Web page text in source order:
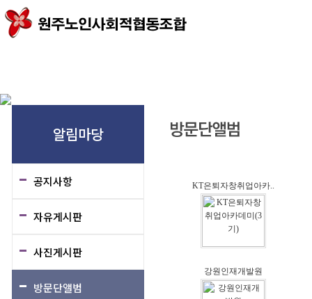
인사말 연혁 조직도 오시는길
알림마당
공지사항
자유게시판
사진게시판
방문단앨범
KT은퇴자창취업아카..
강원인재개발원